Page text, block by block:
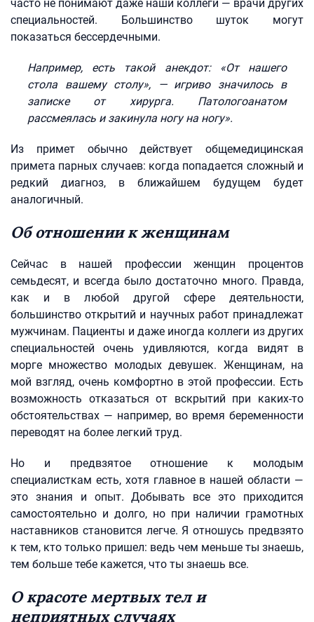
часто не понимают даже наши коллеги — врачи других
специальностей. Большинство шуток могут
показаться бессердечными.
Например, есть такой анекдот: «От нашего
стола вашему столу», — игриво значилось в
записке от хирурга. Патологоанатом
рассмеялась и закинула ногу на ногу».
Из примет обычно действует общемедицинская
примета парных случаев: когда попадается сложный и
редкий диагноз, в ближайшем будущем будет
аналогичный.
Об отношении к женщинам
Сейчас в нашей профессии женщин процентов
семьдесят, и всегда было достаточно много. Правда,
как и в любой другой сфере деятельности,
большинство открытий и научных работ принадлежат
мужчинам. Пациенты и даже иногда коллеги из других
специальностей очень удивляются, когда видят в
морге множество молодых девушек. Женщинам, на
мой взгляд, очень комфортно в этой профессии. Есть
возможность отказаться от вскрытий при каких‑то
обстоятельствах — например, во время беременности
переводят на более легкий труд.
Но и предвзятое отношение к молодым
специалисткам есть, хотя главное в нашей области —
это знания и опыт. Добывать все это приходится
самостоятельно и долго, но при наличии грамотных
наставников становится легче. Я отношусь предвзято
к тем, кто только пришел: ведь чем меньше ты знаешь,
тем больше тебе кажется, что ты знаешь все.
О красоте мертвых тел и
неприятных случаях